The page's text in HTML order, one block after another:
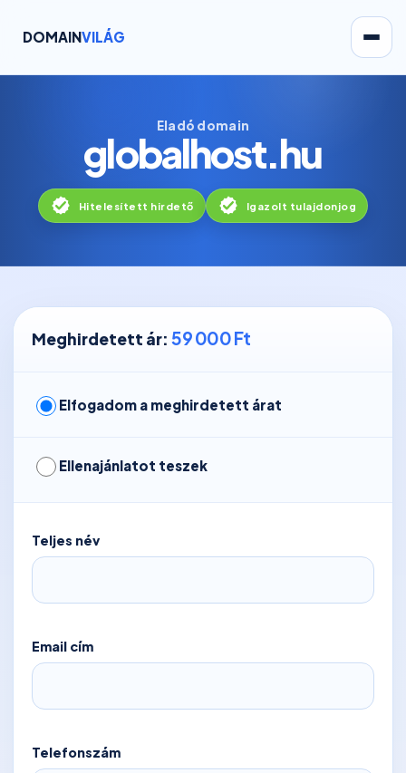
DOMAINVILÁG
Eladó domain
globalhost.hu
Hitelesített hirdető Igazolt tulajdonjog
Meghirdetett ár: 59 000 Ft
Elfogadom a meghirdetett árat
Ellenajánlatot teszek
Teljes név
Email cím
Telefonszám